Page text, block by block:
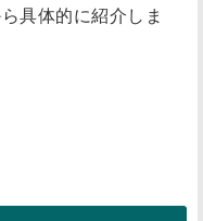
具体的に紹介しま